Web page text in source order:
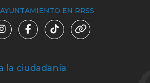
EN RRSS
la ciudadanía